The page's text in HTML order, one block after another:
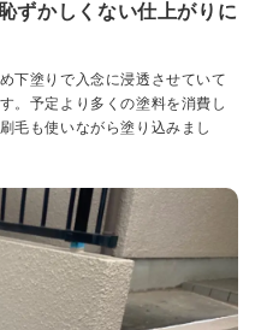
ずかしくない仕上がりに
下塗りで入念に浸透させていて
。予定より多くの塗料を消費し
毛も使いながら塗り込みまし